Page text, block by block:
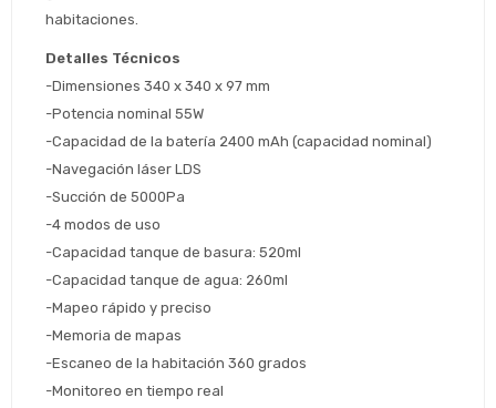
habitaciones.
Detalles Técnicos
-Dimensiones 340 x 340 x 97 mm
-Potencia nominal 55W
-Capacidad de la batería 2400 mAh (capacidad nominal)
-Navegación láser LDS
-Succión de 5000Pa
-4 modos de uso
-Capacidad tanque de basura: 520ml
-Capacidad tanque de agua: 260ml
-Mapeo rápido y preciso
-Memoria de mapas
-Escaneo de la habitación 360 grados
-Monitoreo en tiempo real
cuotas y sin tocar tu
tarjeta de crédito
Cédula de identidad
Celular
Fecha de nacimiento
Día
Volver al inicio
¡Tenés hasta
que prefieras!
Elegí tus productos preferidos
Seleccioná Pago Después como metodo
Parece que no tenes oferta, lamentamos
el inconveniente, por cualquier duda
contactanos en
preguntas@pagodespues.com.uy
¡Algo salió mal!